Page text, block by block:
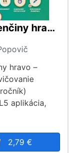
Pravidlá slovenčiny hravo – interaktívne precvičovanie pravopisu (1. – 4. ročník)
hravo –
aplikácia,
2,79 €